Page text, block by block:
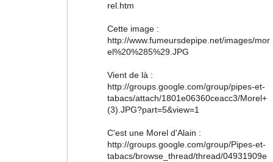
rel.htm
Cette image :
http://www.fumeursdepipe.net/images/mor
el%20%285%29.JPG
Vient de là :
http://groups.google.com/group/pipes-et-
tabacs/attach/1801e06360ceacc3/Morel+
(3).JPG?part=5&view=1
C'est une Morel d'Alain :
http://groups.google.com/group/Pipes-et-
tabacs/browse_thread/thread/04931909e